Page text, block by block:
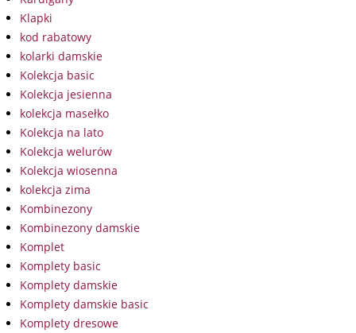
Klapki
kod rabatowy
kolarki damskie
Kolekcja basic
Kolekcja jesienna
kolekcja masełko
Kolekcja na lato
Kolekcja welurów
Kolekcja wiosenna
kolekcja zima
Kombinezony
Kombinezony damskie
Komplet
Komplety basic
Komplety damskie
Komplety damskie basic
Komplety dresowe